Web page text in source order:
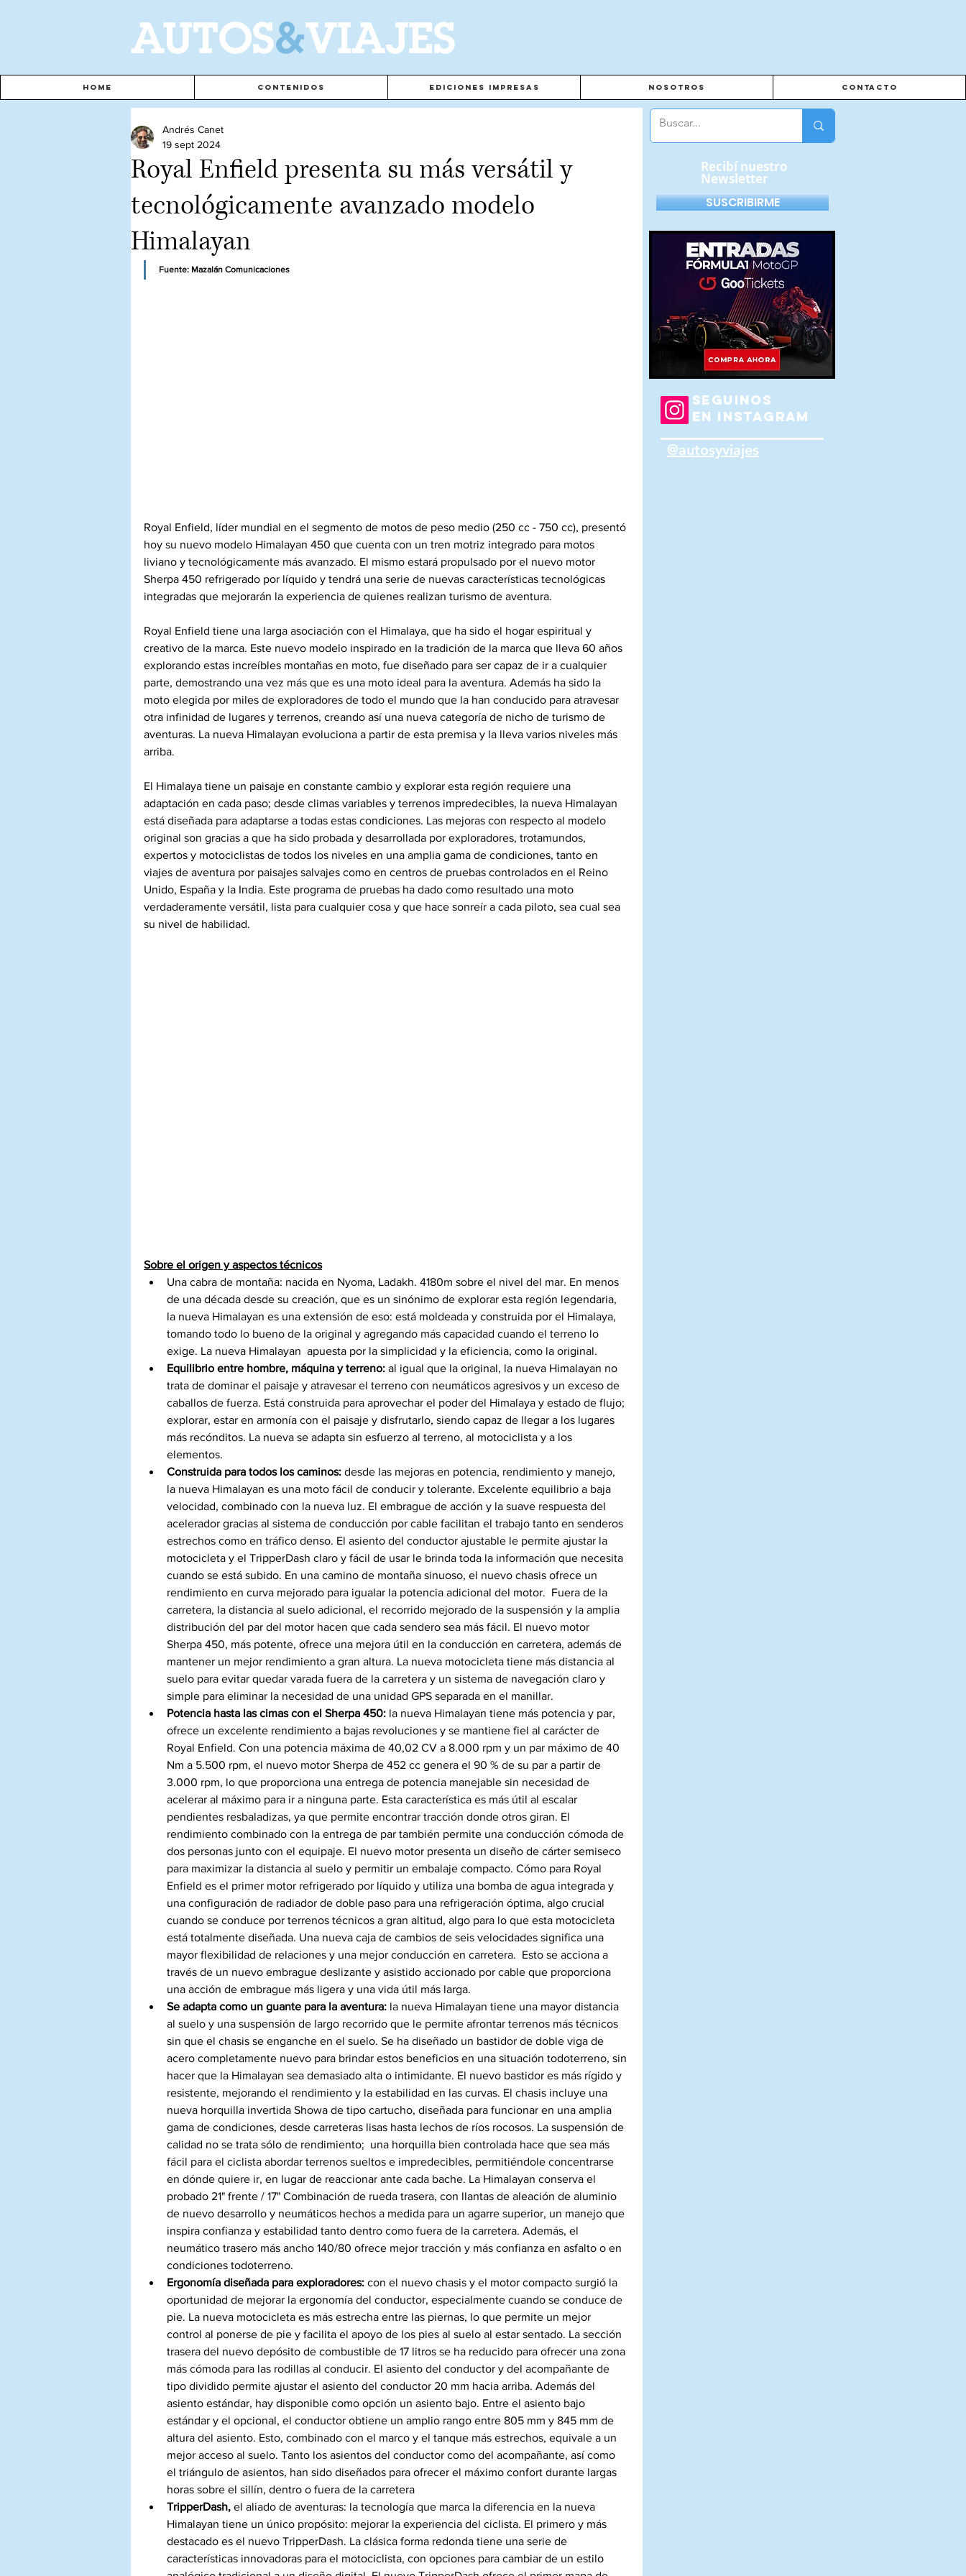
AUTOS&VIAJES
Home Contenidos Ediciones Impresas Nosotros Contacto
Royal Enfield presenta su más versátil y
tecnológicamente avanzado modelo
Himalayan
Andrés Canet
19 sept 2024
Fuente: Mazalán Comunicaciones
Royal Enfield, líder mundial en el segmento de motos de peso medio (250 cc - 750 cc), presentó
hoy su nuevo modelo Himalayan 450 que cuenta con un tren motriz integrado para motos
liviano y tecnológicamente más avanzado. El mismo estará propulsado por el nuevo motor
Sherpa 450 refrigerado por líquido y tendrá una serie de nuevas características tecnológicas
integradas que mejorarán la experiencia de quienes realizan turismo de aventura.
Royal Enfield tiene una larga asociación con el Himalaya, que ha sido el hogar espiritual y
creativo de la marca. Este nuevo modelo inspirado en la tradición de la marca que lleva 60 años
explorando estas increíbles montañas en moto, fue diseñado para ser capaz de ir a cualquier
parte, demostrando una vez más que es una moto ideal para la aventura. Además ha sido la
moto elegida por miles de exploradores de todo el mundo que la han conducido para atravesar
otra infinidad de lugares y terrenos, creando así una nueva categoría de nicho de turismo de
aventuras. La nueva Himalayan evoluciona a partir de esta premisa y la lleva varios niveles más
arriba.
El Himalaya tiene un paisaje en constante cambio y explorar esta región requiere una
adaptación en cada paso; desde climas variables y terrenos impredecibles, la nueva Himalayan
está diseñada para adaptarse a todas estas condiciones. Las mejoras con respecto al modelo
original son gracias a que ha sido probada y desarrollada por exploradores, trotamundos,
expertos y motociclistas de todos los niveles en una amplia gama de condiciones, tanto en
viajes de aventura por paisajes salvajes como en centros de pruebas controlados en el Reino
Unido, España y la India. Este programa de pruebas ha dado como resultado una moto
verdaderamente versátil, lista para cualquier cosa y que hace sonreír a cada piloto, sea cual sea
su nivel de habilidad.
Sobre el origen y aspectos técnicos
Una cabra de montaña: nacida en Nyoma, Ladakh. 4180m sobre el nivel del mar. En menos
de una década desde su creación, que es un sinónimo de explorar esta región legendaria,
la nueva Himalayan es una extensión de eso: está moldeada y construida por el Himalaya,
tomando todo lo bueno de la original y agregando más capacidad cuando el terreno lo
exige. La nueva Himalayan  apuesta por la simplicidad y la eficiencia, como la original.
Equilibrio entre hombre, máquina y terreno: al igual que la original, la nueva Himalayan no
trata de dominar el paisaje y atravesar el terreno con neumáticos agresivos y un exceso de
caballos de fuerza. Está construida para aprovechar el poder del Himalaya y estado de flujo;
explorar, estar en armonía con el paisaje y disfrutarlo, siendo capaz de llegar a los lugares
más recónditos. La nueva se adapta sin esfuerzo al terreno, al motociclista y a los
elementos.
Construida para todos los caminos: desde las mejoras en potencia, rendimiento y manejo,
la nueva Himalayan es una moto fácil de conducir y tolerante. Excelente equilibrio a baja
velocidad, combinado con la nueva luz. El embrague de acción y la suave respuesta del
acelerador gracias al sistema de conducción por cable facilitan el trabajo tanto en senderos
estrechos como en tráfico denso. El asiento del conductor ajustable le permite ajustar la
motocicleta y el TripperDash claro y fácil de usar le brinda toda la información que necesita
cuando se está subido. En una camino de montaña sinuoso, el nuevo chasis ofrece un
rendimiento en curva mejorado para igualar la potencia adicional del motor.  Fuera de la
carretera, la distancia al suelo adicional, el recorrido mejorado de la suspensión y la amplia
distribución del par del motor hacen que cada sendero sea más fácil. El nuevo motor
Sherpa 450, más potente, ofrece una mejora útil en la conducción en carretera, además de
mantener un mejor rendimiento a gran altura. La nueva motocicleta tiene más distancia al
suelo para evitar quedar varada fuera de la carretera y un sistema de navegación claro y
simple para eliminar la necesidad de una unidad GPS separada en el manillar.
Potencia hasta las cimas con el Sherpa 450: la nueva Himalayan tiene más potencia y par,
ofrece un excelente rendimiento a bajas revoluciones y se mantiene fiel al carácter de
Royal Enfield. Con una potencia máxima de 40,02 CV a 8.000 rpm y un par máximo de 40
Nm a 5.500 rpm, el nuevo motor Sherpa de 452 cc genera el 90 % de su par a partir de
3.000 rpm, lo que proporciona una entrega de potencia manejable sin necesidad de
acelerar al máximo para ir a ninguna parte. Esta característica es más útil al escalar
pendientes resbaladizas, ya que permite encontrar tracción donde otros giran. El
rendimiento combinado con la entrega de par también permite una conducción cómoda de
dos personas junto con el equipaje. El nuevo motor presenta un diseño de cárter semiseco
para maximizar la distancia al suelo y permitir un embalaje compacto. Cómo para Royal
Enfield es el primer motor refrigerado por líquido y utiliza una bomba de agua integrada y
una configuración de radiador de doble paso para una refrigeración óptima, algo crucial
cuando se conduce por terrenos técnicos a gran altitud, algo para lo que esta motocicleta
está totalmente diseñada. Una nueva caja de cambios de seis velocidades significa una
mayor flexibilidad de relaciones y una mejor conducción en carretera.  Esto se acciona a
través de un nuevo embrague deslizante y asistido accionado por cable que proporciona
una acción de embrague más ligera y una vida útil más larga.
Se adapta como un guante para la aventura: la nueva Himalayan tiene una mayor distancia
al suelo y una suspensión de largo recorrido que le permite afrontar terrenos más técnicos
sin que el chasis se enganche en el suelo. Se ha diseñado un bastidor de doble viga de
acero completamente nuevo para brindar estos beneficios en una situación todoterreno, sin
hacer que la Himalayan sea demasiado alta o intimidante. El nuevo bastidor es más rígido y
resistente, mejorando el rendimiento y la estabilidad en las curvas. El chasis incluye una
nueva horquilla invertida Showa de tipo cartucho, diseñada para funcionar en una amplia
gama de condiciones, desde carreteras lisas hasta lechos de ríos rocosos. La suspensión de
calidad no se trata sólo de rendimiento;  una horquilla bien controlada hace que sea más
fácil para el ciclista abordar terrenos sueltos e impredecibles, permitiéndole concentrarse
en dónde quiere ir, en lugar de reaccionar ante cada bache. La Himalayan conserva el
probado 21" frente / 17" Combinación de rueda trasera, con llantas de aleación de aluminio
de nuevo desarrollo y neumáticos hechos a medida para un agarre superior, un manejo que
inspira confianza y estabilidad tanto dentro como fuera de la carretera. Además, el
neumático trasero más ancho 140/80 ofrece mejor tracción y más confianza en asfalto o en
condiciones todoterreno.
Ergonomía diseñada para exploradores: con el nuevo chasis y el motor compacto surgió la
oportunidad de mejorar la ergonomía del conductor, especialmente cuando se conduce de
pie. La nueva motocicleta es más estrecha entre las piernas, lo que permite un mejor
control al ponerse de pie y facilita el apoyo de los pies al suelo al estar sentado. La sección
trasera del nuevo depósito de combustible de 17 litros se ha reducido para ofrecer una zona
más cómoda para las rodillas al conducir. El asiento del conductor y del acompañante de
tipo dividido permite ajustar el asiento del conductor 20 mm hacia arriba. Además del
asiento estándar, hay disponible como opción un asiento bajo. Entre el asiento bajo
estándar y el opcional, el conductor obtiene un amplio rango entre 805 mm y 845 mm de
altura del asiento. Esto, combinado con el marco y el tanque más estrechos, equivale a un
mejor acceso al suelo. Tanto los asientos del conductor como del acompañante, así como
el triángulo de asientos, han sido diseñados para ofrecer el máximo confort durante largas
horas sobre el sillín, dentro o fuera de la carretera
TripperDash, el aliado de aventuras: la tecnología que marca la diferencia en la nueva
Himalayan tiene un único propósito: mejorar la experiencia del ciclista. El primero y más
destacado es el nuevo TripperDash. La clásica forma redonda tiene una serie de
características innovadoras para el motociclista, con opciones para cambiar de un estilo
SEGUINOS
EN INSTAGRAM
@autosyviajes
Recibí nuestro
Newsletter
SUSCRIBIRME